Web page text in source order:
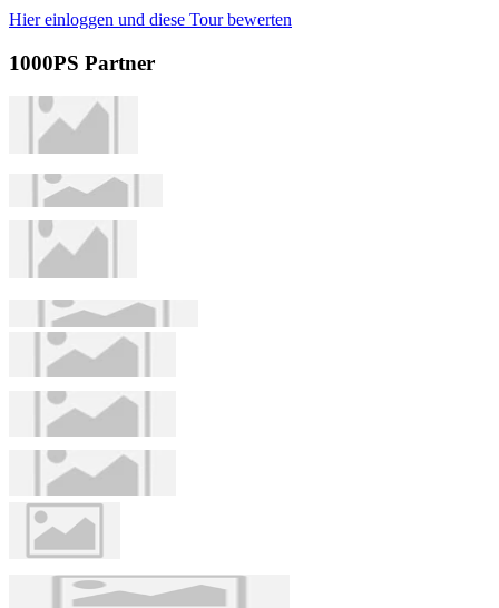
Hier einloggen und diese Tour bewerten
1000PS Partner